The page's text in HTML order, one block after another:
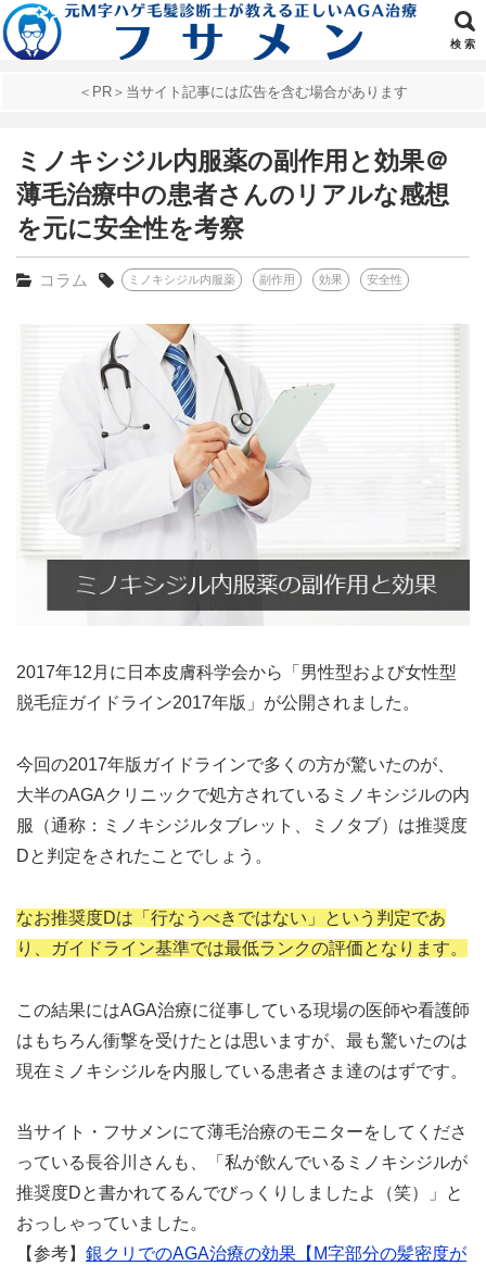
検 索
＜PR＞当サイト記事には広告を含む場合があります
ミノキシジル内服薬の副作用と効果＠
薄毛治療中の患者さんのリアルな感想
を元に安全性を考察
コラム ミノキシジル内服薬 副作用 効果 安全性
2017年12月に日本皮膚科学会から「男性型および女性型
脱毛症ガイドライン2017年版」が公開されました。
今回の2017年版ガイドラインで多くの方が驚いたのが、
大半のAGAクリニックで処方されているミノキシジルの内
服（通称：ミノキシジルタブレット、ミノタブ）は推奨度
Dと判定をされたことでしょう。
なお推奨度Dは「行なうべきではない」という判定であ
り、ガイドライン基準では最低ランクの評価となります。
この結果にはAGA治療に従事している現場の医師や看護師
はもちろん衝撃を受けたとは思いますが、最も驚いたのは
現在ミノキシジルを内服している患者さま達のはずです。
当サイト・フサメンにて薄毛治療のモニターをしてくださ
っている長谷川さんも、「私が飲んでいるミノキシジルが
推奨度Dと書かれてるんでびっくりしましたよ（笑）」と
おっしゃっていました。
【参考】 銀クリでのAGA治療の効果【M字部分の髪密度が